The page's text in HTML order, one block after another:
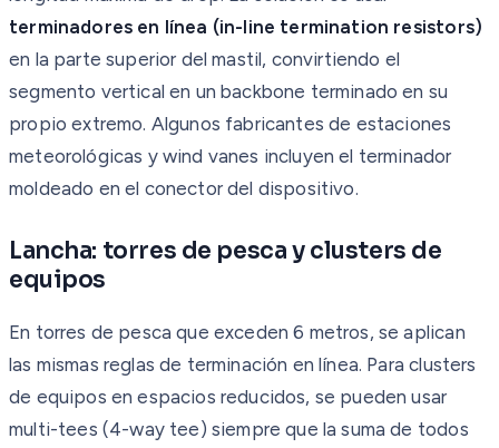
terminadores en línea (in-line termination resistors)
en la parte superior del mastil, convirtiendo el
segmento vertical en un backbone terminado en su
propio extremo. Algunos fabricantes de estaciones
meteorológicas y wind vanes incluyen el terminador
moldeado en el conector del dispositivo.
Lancha: torres de pesca y clusters de
equipos
En torres de pesca que exceden 6 metros, se aplican
las mismas reglas de terminación en línea. Para clusters
de equipos en espacios reducidos, se pueden usar
multi-tees (4-way tee) siempre que la suma de todos